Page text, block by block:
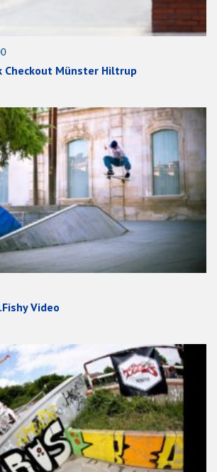
Checkout Münster Hiltrup
Video